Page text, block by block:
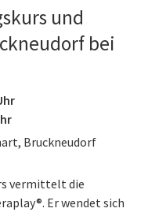
und
bei
Bruckneudorf
vermittelt die
Er wendet sich